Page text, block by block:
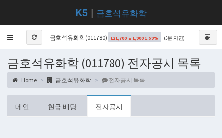
K5 | 금호석유화학
Toggle
navigation
금호석유화학(011780) 121,700 ▲1,900 1.59% (5분 지연)
금호석유화학 (011780) 전자공시 목록
Home 금호석유화학 전자공시 목록
메인 현금 배당 전자공시